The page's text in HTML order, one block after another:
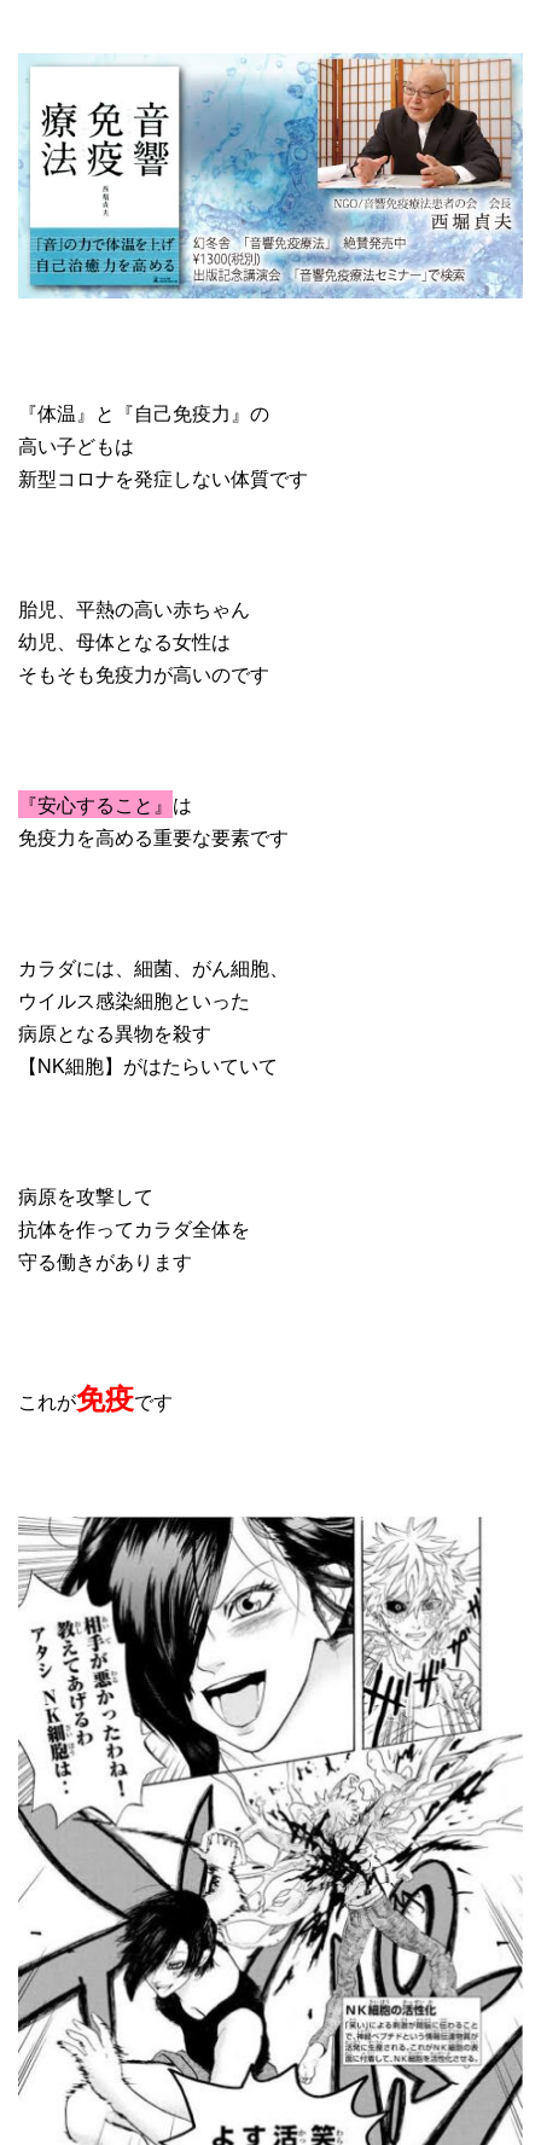
『体温』と『自己免疫力』の
高い子どもは
新型コロナを発症しない体質です
胎児、平熱の高い赤ちゃん
幼児、母体となる女性は
そもそも免疫力が高いのです
『安心すること』 は
免疫力を高める重要な要素です
カラダには、細菌、がん細胞、
ウイルス感染細胞といった
病原となる異物を殺す
【NK細胞】がはたらいていて
病原を攻撃して
抗体を作ってカラダ全体を
守る働きがあります
これが免疫です